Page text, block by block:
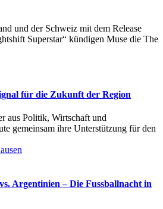
und der Schweiz mit dem Release
Superstar“ kündigen Muse die The
für die Zukunft der Region
aus Politik, Wirtschaft und
gemeinsam ihre Unterstützung für den
Argentinien – Die Fussballnacht in